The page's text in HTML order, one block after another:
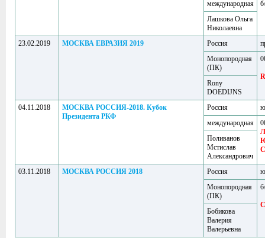
международная
Лашкова Ольга
Николаевна
23.02.2019
МОСКВА ЕВРАЗИЯ 2019 Россия
Монопородная
(ПК)
Rony
DOEDIJNS
04.11.2018
МОСКВА РОССИЯ-2018. Кубок
Президента РКФ
Россия
международная
Поливанов
Мстислав
Александрович
03.11.2018
МОСКВА РОССИЯ 2018 Россия
Монопородная
(ПК)
Бобикова
Валерия
Валерьевна